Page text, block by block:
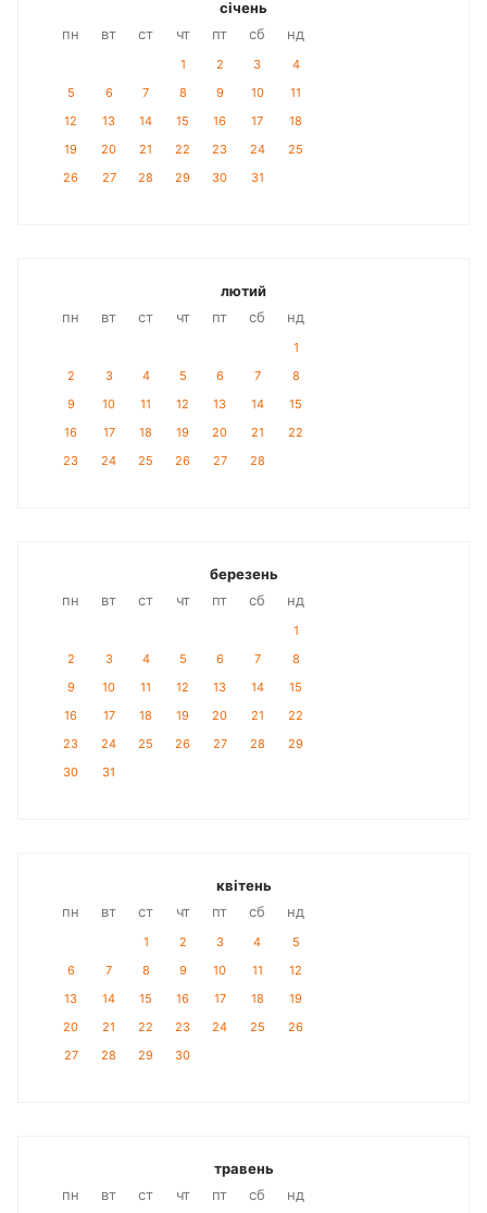
січень
пн
вт ст чт пт сб нд
1 2 3
4
5
6 7 8 9 10
11
12
13 14 15 16 17
18
19
20 21 22 23 24
25
26
27 28 29 30 31
лютий
пн
вт ст чт пт сб нд
1
2
3 4 5 6 7
8
9
10 11 12 13 14
15
16
17 18 19 20 21
22
23
24 25 26 27 28
березень
пн
вт ст чт пт сб нд
1
2
3 4 5 6 7
8
9
10 11 12 13 14
15
16
17 18 19 20 21
22
23
24 25 26 27 28
29
30
31
квітень
пн
вт ст чт пт сб нд
1 2 3 4
5
6
7 8 9 10 11
12
13
14 15 16 17 18
19
20
21 22 23 24 25
26
27
28 29 30
травень
пн
вт ст чт пт сб нд